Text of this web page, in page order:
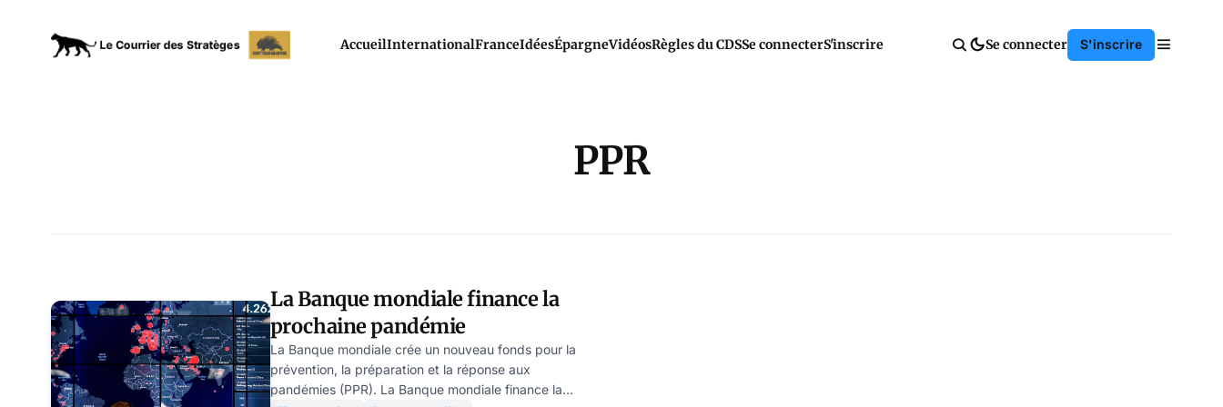
AccueilInternationalFranceIdéesÉpargneVidéosRègles du CDSSe connecterS'inscrire Se connecter S'inscrire
PPR
La Banque mondiale finance la
prochaine pandémie
La Banque mondiale crée un nouveau fonds pour la
prévention, la préparation et la réponse aux
pandémies (PPR). La Banque mondiale finance la